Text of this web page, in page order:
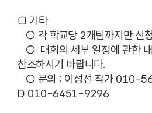
□ 기타
○ 각 학교당 2개팀까지만 신
○ 대회의 세부 일정에 관한
참조하시기 바랍니다.
○ 문의 : 이성선 작가 010-
D 010-6451-9296